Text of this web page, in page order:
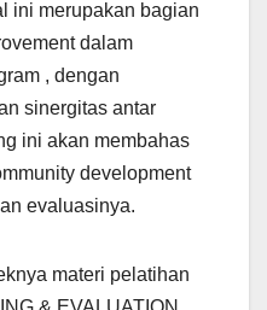
ini merupakan bagian
dalam
, dengan
sinergitas antar
ini akan membahas
development
evaluasinya.
materi pelatihan